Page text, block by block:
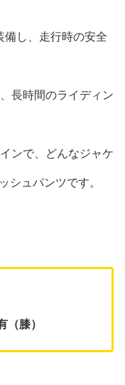
備し、走行時の安全
長時間のライディン
ンで、どんなジャケ
シュパンツです。
（膝）